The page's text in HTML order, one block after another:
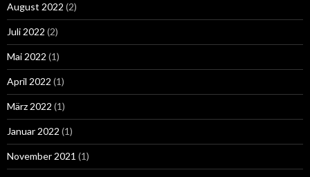
August 2022 (2)
Juli 2022 (2)
Mai 2022 (1)
April 2022 (1)
März 2022 (1)
Januar 2022 (1)
November 2021 (1)